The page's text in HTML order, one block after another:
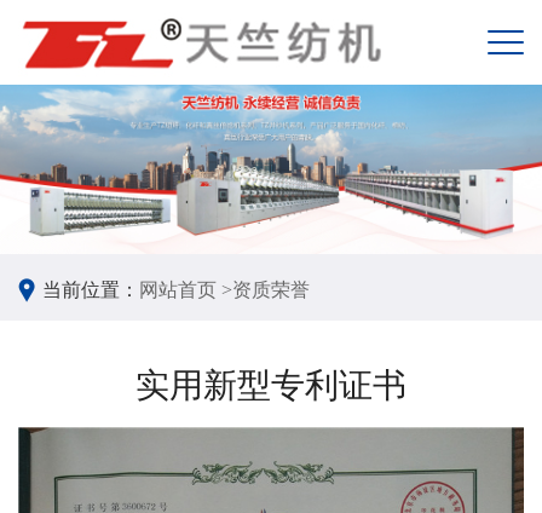
当前位置： 网站首页 >资质荣誉
实用新型专利证书